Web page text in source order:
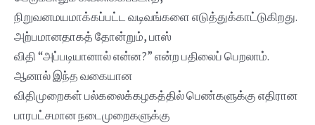
நிறுவனமயமாக்கப்பட்ட வடிவங்களை எடுத்துக்காட்டுகிறது.
அற்பமானதாகத் தோன்றும், பாஸ்
விதி “அப்படியானால் என்ன?” என்ற பதிலைப் பெறலாம்.
ஆனால் இந்த வகையான
விதிமுறைகள் பல்கலைக்கழகத்தில் பெண்களுக்கு எதிரான
பாரபட்சமான நடைமுறைகளுக்கு